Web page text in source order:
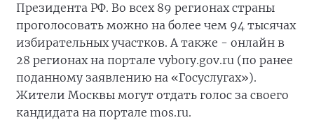
Президента РФ. Во всех 89 регионах страны
проголосовать можно на более чем 94 тысячах
избирательных участков. А также - онлайн в
28 регионах на портале vybory.gov.ru (по ранее
поданному заявлению на «Госуслугах»).
Жители Москвы могут отдать голос за своего
кандидата на портале mos.ru.